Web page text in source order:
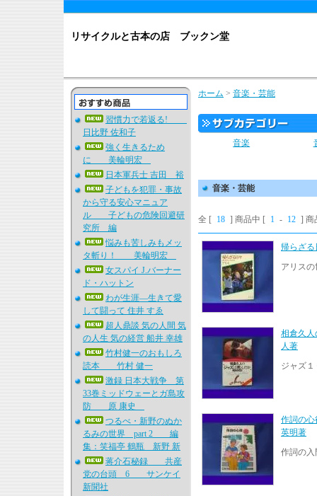
リサイクルと古本の店 ブックン堂
習慣力で若返る!
日比野 佐和子
強く生きるため
に 美輪明宏
日本軍兵士 吉田 裕
子どもを犯罪・事故
から守る安心マニュア
ル 子どもの危険回避研
究所 編
悩みも苦しみもメッ
タ斬り！ 美輪明宏
女スパイ J.バーナー
ド・ハットン
わが生涯―生きて愛
して闘って 住井 すゑ
超人鼎談 気の人間 気
の人生 気の経営 船井 幸雄
竹村健一のおもしろ
読本 竹村 健一
激録 日本大戦争 第
33巻ミッドウェーとガ島攻
防 原 康史
つるべ・新野のぬか
るみの世界 part 2 編
集：笑福亭 鶴瓶 新野 新
蒋介石秘録 共産
党の台頭 6 サンケイ
新聞社
ホーム > 音楽・芸能
音楽
音楽・芸能
全 [ 18 ] 商品中 [ 1 - 12 ] 商
帰らざ
アリス
相倉久
人著
ジャズ
作詞の
英明著
作詞の入